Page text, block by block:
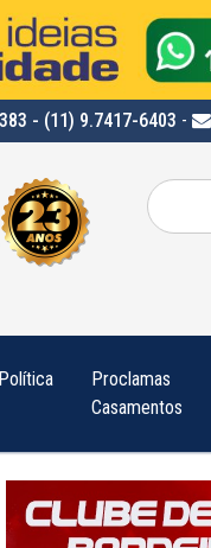
- (11) 9.7417-6403 -
Pesquisar
por:
Política
Proclamas
Casamentos